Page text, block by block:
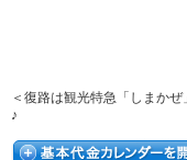
＜復路は観光特急「しまか
♪